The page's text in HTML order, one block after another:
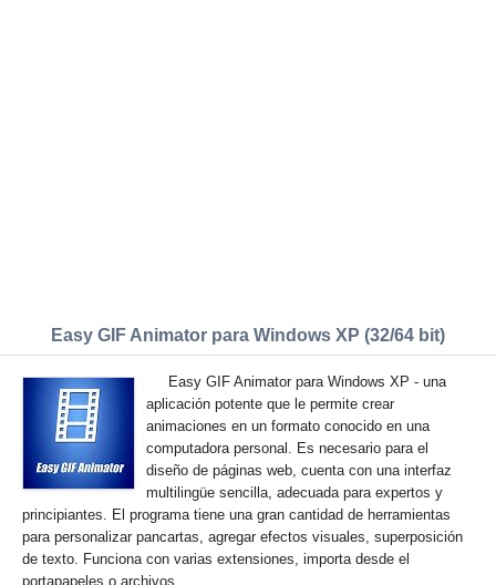
Easy GIF Animator para Windows XP (32/64 bit)
Easy GIF Animator para Windows XP - una
aplicación potente que le permite crear
animaciones en un formato conocido en una
computadora personal. Es necesario para el
diseño de páginas web, cuenta con una interfaz
multilingüe sencilla, adecuada para expertos y
principiantes. El programa tiene una gran cantidad de herramientas
para personalizar pancartas, agregar efectos visuales, superposición
de texto. Funciona con varias extensiones, importa desde el
portapapeles o archivos.